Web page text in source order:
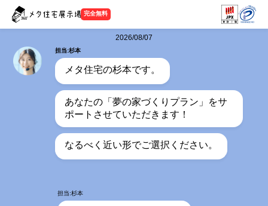
完全無料
2026/08/07
担当:杉本
メタ住宅の杉本です。
あなたの「夢の家づくりプラン」をサ
ポートさせていただきます！
なるべく近い形でご選択ください。
担当:杉本